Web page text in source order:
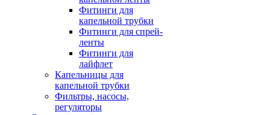
Фитинги для
капельной трубки
Фитинги для спрей-
ленты
Фитинги для
лайфлет
Капельницы для
капельной трубки
Фильтры, насосы,
регуляторы